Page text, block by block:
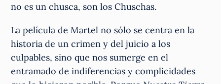
no es un chusca, son los Chuschas.
La película de Martel no sólo se centra en la
historia de un crimen y del juicio a los
culpables, sino que nos sumerge en el
entramado de indiferencias y complicidades